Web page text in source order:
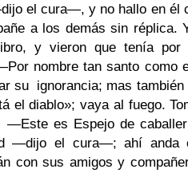
el cura—, y no hallo en él
a los demás sin réplica.
y vieron que tenía por
nombre tan santo como
su ignorancia; mas también
el diablo»; vaya al fuego.
—Este es Espejo de
—dijo el cura—; ahí anda
con sus amigos y